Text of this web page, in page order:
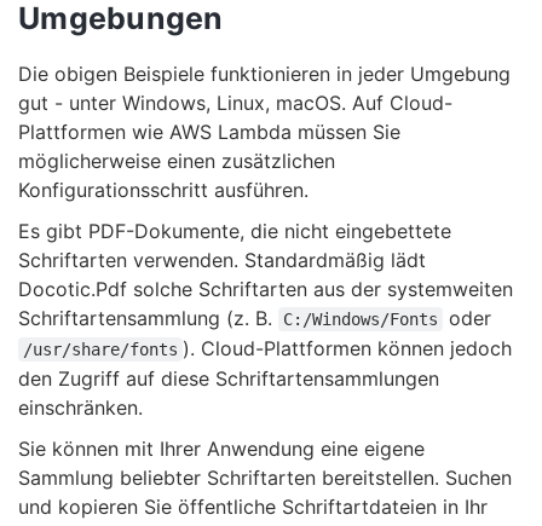
Umgebungen
Die obigen Beispiele funktionieren in jeder Umgebung
gut - unter Windows, Linux, macOS. Auf Cloud-
Plattformen wie AWS Lambda müssen Sie
möglicherweise einen zusätzlichen
Konfigurationsschritt ausführen.
Es gibt PDF-Dokumente, die nicht eingebettete
Schriftarten verwenden. Standardmäßig lädt
Docotic.Pdf solche Schriftarten aus der systemweiten
Schriftartensammlung (z. B.
C:/Windows/Fonts oder
/usr/share/fonts ). Cloud-Plattformen können jedoch
den Zugriff auf diese Schriftartensammlungen
einschränken.
Sie können mit Ihrer Anwendung eine eigene
Sammlung beliebter Schriftarten bereitstellen. Suchen
und kopieren Sie öffentliche Schriftartdateien in Ihr